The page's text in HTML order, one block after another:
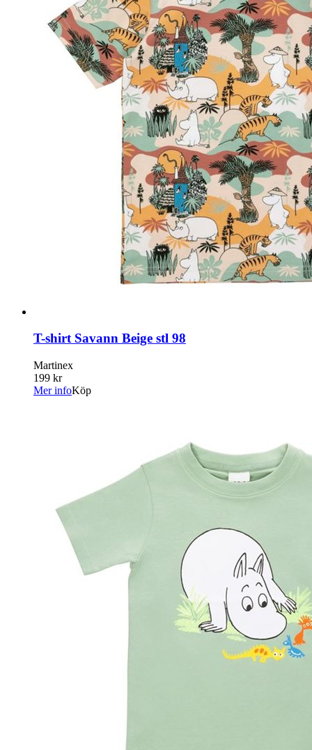
T-shirt Savann Beige stl 98
Martinex
199 kr
Mer infoKöp